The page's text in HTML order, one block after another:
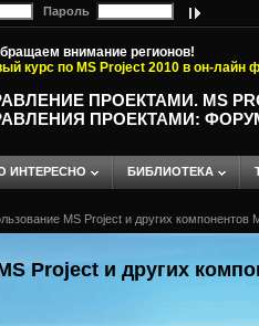
Пароль
внимание регионов!
курс по MS Project 2010 в он-лайн
ПРОЕКТАМИ. MS
ПРОЕКТАМИ:
ИНТЕРЕСНО БИБЛИОТЕКА
MS Project и других компонентов
Project и других